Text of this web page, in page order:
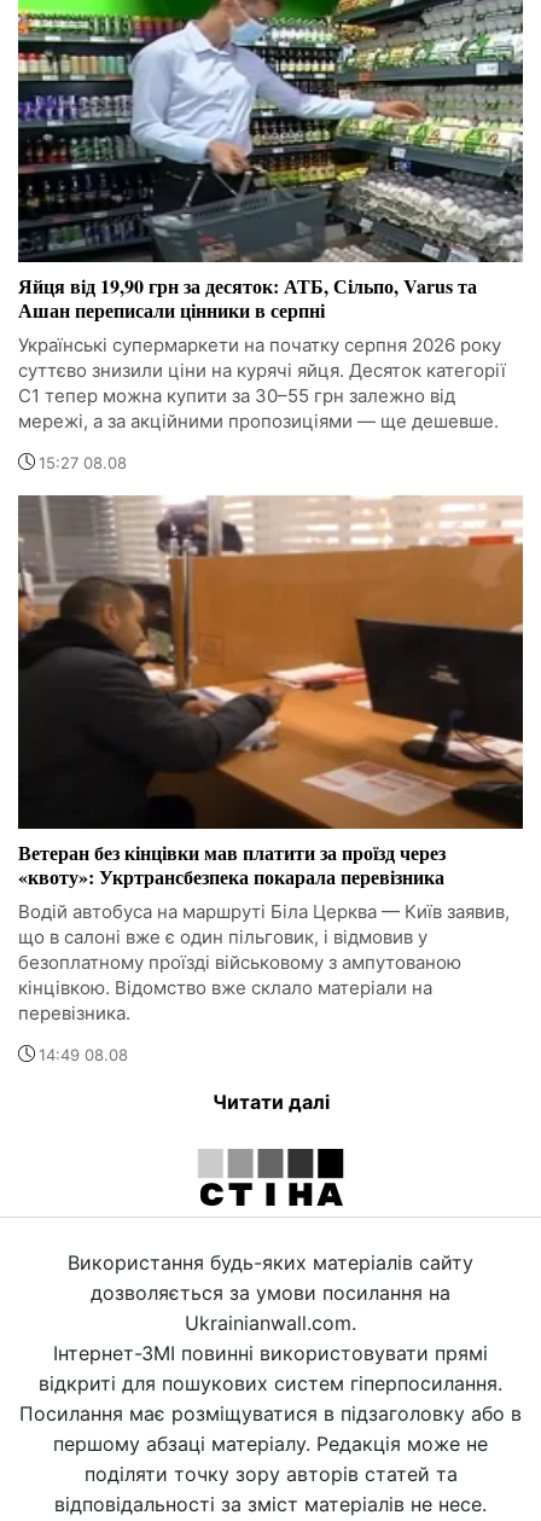
Яйця від 19,90 грн за десяток: АТБ, Сільпо, Varus та
Ашан переписали цінники в серпні
Українські супермаркети на початку серпня 2026 року
суттєво знизили ціни на курячі яйця. Десяток категорії
С1 тепер можна купити за 30–55 грн залежно від
мережі, а за акційними пропозиціями — ще дешевше.
15:27 08.08
Ветеран без кінцівки мав платити за проїзд через
«квоту»: Укртрансбезпека покарала перевізника
Водій автобуса на маршруті Біла Церква — Київ заявив,
що в салоні вже є один пільговик, і відмовив у
безоплатному проїзді військовому з ампутованою
кінцівкою. Відомство вже склало матеріали на
перевізника.
14:49 08.08
Читати далі
Використання будь-яких матеріалів сайту
дозволяється за умови посилання на
Ukrainianwall.com.
Інтернет-ЗМІ повинні використовувати прямі
відкриті для пошукових систем гіперпосилання.
Посилання має розміщуватися в підзаголовку або в
першому абзаці матеріалу. Редакція може не
поділяти точку зору авторів статей та
відповідальності за зміст матеріалів не несе.